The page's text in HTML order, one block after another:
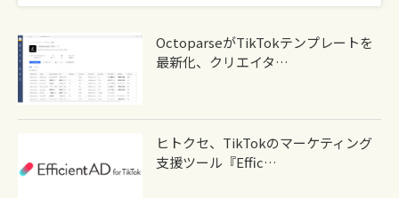
OctoparseがTikTokテンプレートを
最新化、クリエイタ…
ヒトクセ、TikTokのマーケティング
支援ツール『Effic…